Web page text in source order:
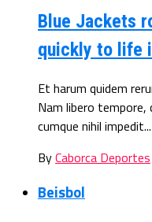
Blue Jackets
quickly to life
Et harum quidem
Nam libero
cumque nihil impedit...
ByCaborca Deportes
Beisbol